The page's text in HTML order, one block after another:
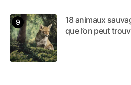
18 animaux
que l’on peut